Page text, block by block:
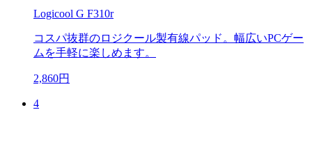
Logicool G F310r
コスパ抜群のロジクール製有線パッド。幅広いPCゲー
ムを手軽に楽しめます。
2,860円
4